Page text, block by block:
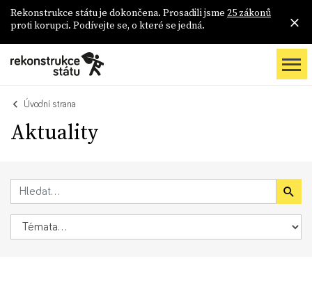
Rekonstrukce státu je dokončena. Prosadili jsme 25 zákonů
proti korupci. Podívejte se, o které se jedná.
Úvodní strana
Aktuality